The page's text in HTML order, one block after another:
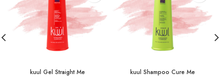
kuul Gel Straight Me kuul Shampoo Cure Me